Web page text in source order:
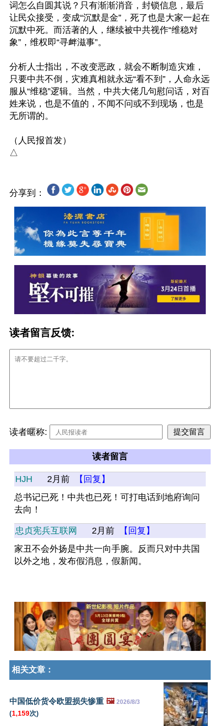
词怎么自圆其说？只有渐渐消音，封锁信息，最后
让民众接受，变成“沉默是金”，死了也是大家一起在
沉默中死。而活著的人，继续被中共视作“维稳对
象”，维权即“寻衅滋事”。
分析人士指出，不改变恶政，就会不断制造灾难，
只要中共不倒，灾难真相就永远“看不到”，人命永远
服从“维稳”逻辑。当然，中共大佬几句慰问话，对百
姓来说，也是不值的，不闻不问或不到现场，也是
无所谓的。
（人民报首发）
分享到：
读者留言反馈:
读者暱称:
读者留言
HJH 2月前
【回复】
总书记已死！中共也已死！可打电话到地府询问
去向！
忠贞宪兵互联网 2月前
【回复】
家丑不会外扬是中共一向手腕。反而只对中共国
以外之地，发布假消息，假新闻。
相关文章：
中国低价货令欧盟损失惨重 🖼️ 2026/8/3
(1,159次)